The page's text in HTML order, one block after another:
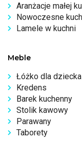
Aranżacje małej
Nowoczesne
Lamele w kuchni
Meble
Łóżko dla dziecka
Kredens
Barek kuchenny
Stolik kawowy
Parawany
Taborety